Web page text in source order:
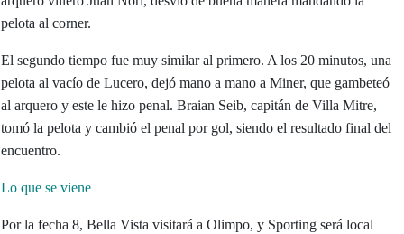
pelota al corner.
El segundo tiempo fue muy similar al primero. A los 20 minutos, una
pelota al vacío de Lucero, dejó mano a mano a Miner, que gambeteó
al arquero y este le hizo penal. Braian Seib, capitán de Villa Mitre,
tomó la pelota y cambió el penal por gol, siendo el resultado final del
encuentro.
Lo que se viene
Por la fecha 8, Bella Vista visitará a Olimpo, y Sporting será local